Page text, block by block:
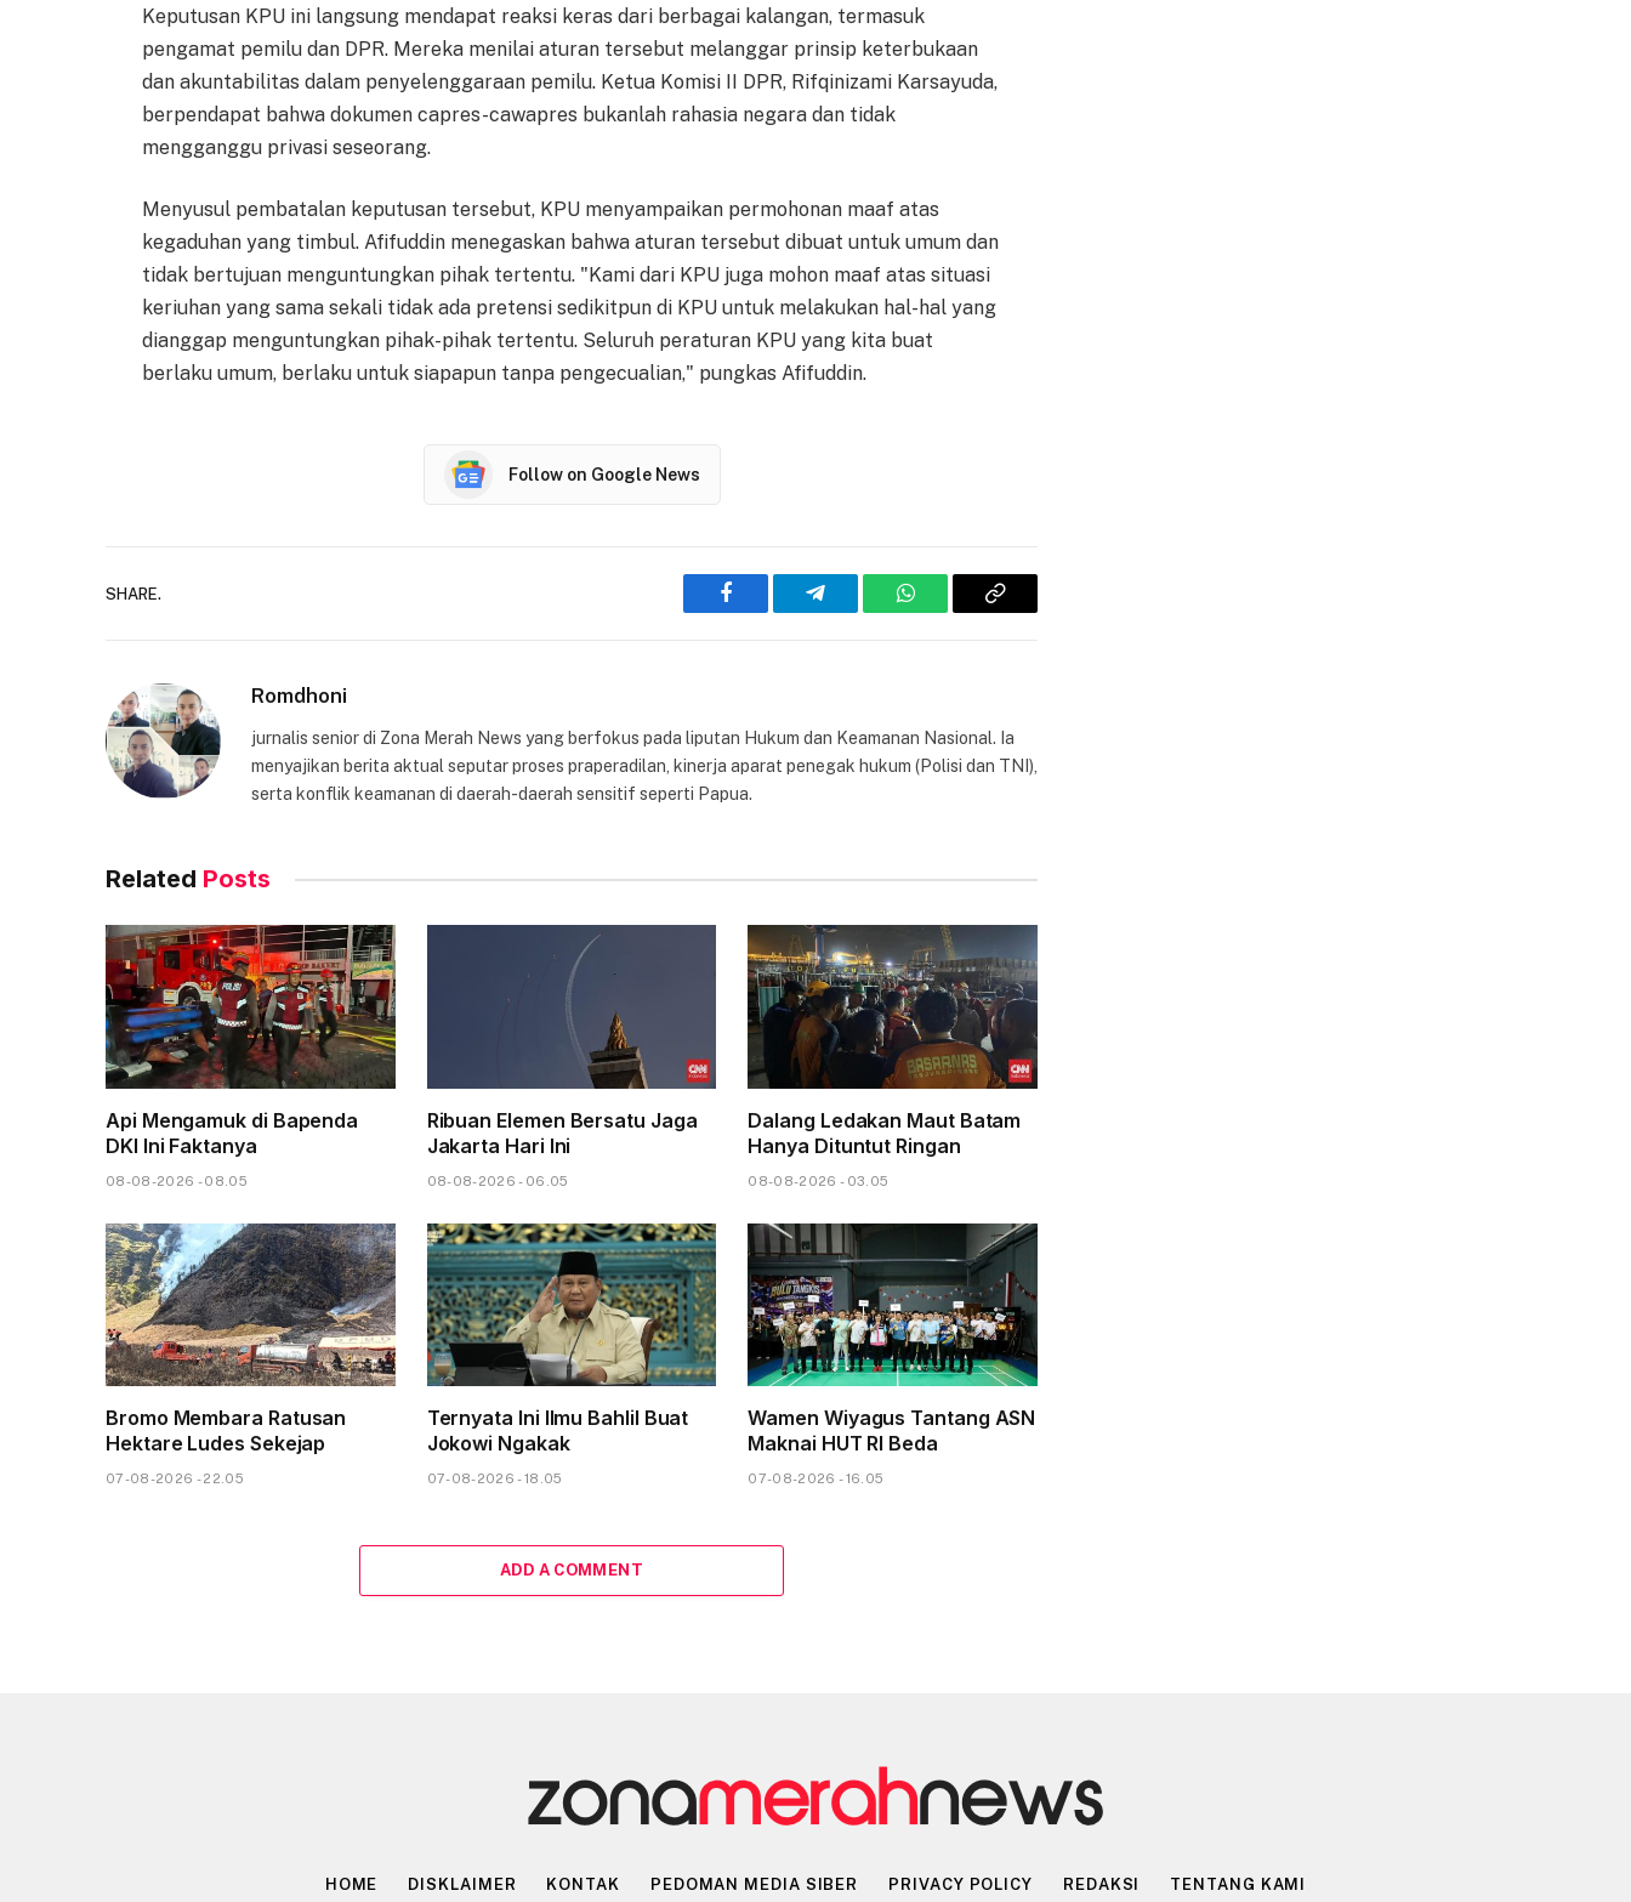
Keputusan KPU ini langsung mendapat reaksi keras dari berbagai kalangan, termasuk
pengamat pemilu dan DPR. Mereka menilai aturan tersebut melanggar prinsip keterbukaan
dan akuntabilitas dalam penyelenggaraan pemilu. Ketua Komisi II DPR, Rifqinizami Karsayuda,
berpendapat bahwa dokumen capres-cawapres bukanlah rahasia negara dan tidak
mengganggu privasi seseorang.
Menyusul pembatalan keputusan tersebut, KPU menyampaikan permohonan maaf atas
kegaduhan yang timbul. Afifuddin menegaskan bahwa aturan tersebut dibuat untuk umum dan
tidak bertujuan menguntungkan pihak tertentu. "Kami dari KPU juga mohon maaf atas situasi
keriuhan yang sama sekali tidak ada pretensi sedikitpun di KPU untuk melakukan hal-hal yang
dianggap menguntungkan pihak-pihak tertentu. Seluruh peraturan KPU yang kita buat
berlaku umum, berlaku untuk siapapun tanpa pengecualian," pungkas Afifuddin.
Follow on Google News
SHARE.
Facebook Telegram WhatsAppCopy
Romdhoni
jurnalis senior di Zona Merah News yang berfokus pada liputan Hukum dan Keamanan Nasional. Ia
menyajikan berita aktual seputar proses praperadilan, kinerja aparat penegak hukum (Polisi dan TNI),
serta konflik keamanan di daerah-daerah sensitif seperti Papua.
Related Posts
Api Mengamuk di Bapenda
DKI Ini Faktanya
08-08-2026 - 08.05
Ribuan Elemen Bersatu Jaga
Jakarta Hari Ini
08-08-2026 - 06.05
Dalang Ledakan Maut Batam
Hanya Dituntut Ringan
08-08-2026 - 03.05
Bromo Membara Ratusan
Hektare Ludes Sekejap
07-08-2026 - 22.05
Ternyata Ini Ilmu Bahlil Buat
Jokowi Ngakak
07-08-2026 - 18.05
Wamen Wiyagus Tantang ASN
Maknai HUT RI Beda
07-08-2026 - 16.05
ADD A COMMENT
HOME DISKLAIMER KONTAK PEDOMAN MEDIA SIBER PRIVACY POLICY REDAKSI TENTANG KAMI